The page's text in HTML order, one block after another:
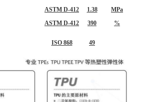
ASTM D-412 1.38
MPa
ASTM D-412 390
%
ISO 868 49